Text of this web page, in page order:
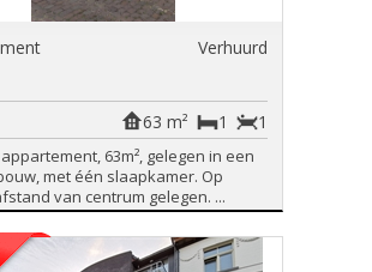
Verhuurd
1
1
63 m²
63m², gelegen in een
met één slaapkamer. Op
van centrum gelegen. ...